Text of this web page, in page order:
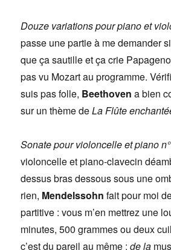
Douze variations pour piano et
passe une partie à me demander
que ça sautille et ça crie
pas vu Mozart au programme.
suis pas folle, Beethoven a bien
sur un thème deLa Flûte
Sonate pour violoncelle et piano
violoncelle et piano-clavecin
dessus bras dessous sous une
rien, Mendelssohn fait pour moi
partitive : vous m’en mettrez une
minutes, 500 grammes ou deux
c’est du pareil au même :de la